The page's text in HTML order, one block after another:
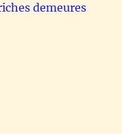
demeures